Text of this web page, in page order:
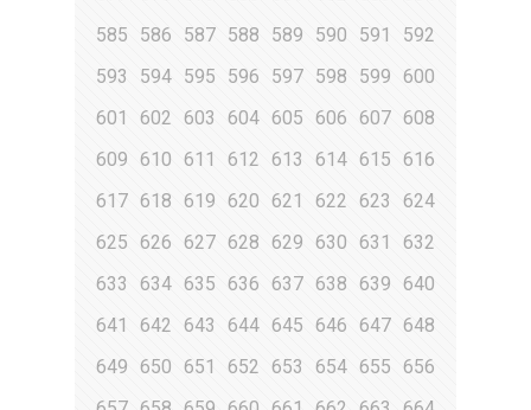
585
586 587 588 589 590 591
592
593
594 595 596 597 598 599
600
601
602 603 604 605 606 607 608
609
610 611 612 613 614 615
616
617 618 619 620 621 622 623
624
625
626 627 628 629 630 631
632
633
634 635 636 637 638 639 640
641
642 643 644 645 646 647 648
649
650 651 652 653 654 655 656